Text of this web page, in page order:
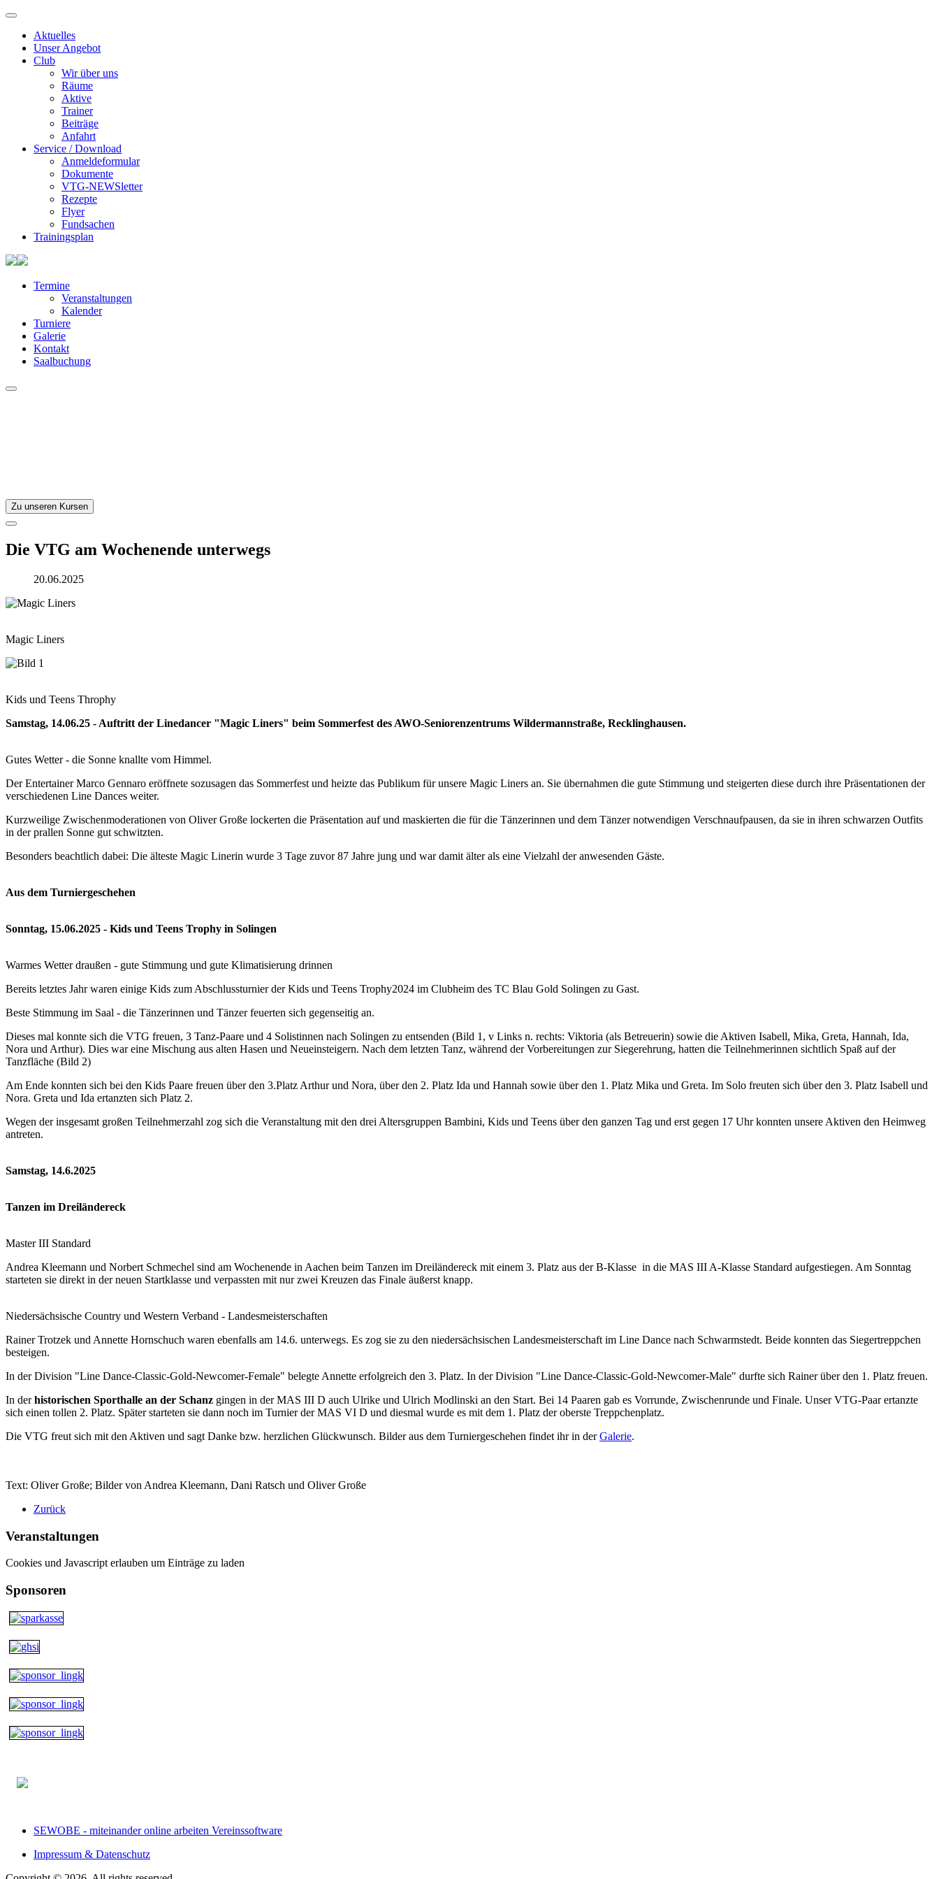
Aktuelles
Unser Angebot
Club
Wir über uns
Räume
Aktive
Trainer
Beiträge
Anfahrt
Service / Download
Anmeldeformular
Dokumente
VTG-NEWSletter
Rezepte
Flyer
Fundsachen
Trainingsplan
Termine
Veranstaltungen
Kalender
Turniere
Galerie
Kontakt
Saalbuchung
Zu unseren Kursen
Die VTG am Wochenende unterwegs
20.06.2025
Magic Liners
Kids und Teens Throphy
Samstag, 14.06.25 - Auftritt der Linedancer "Magic Liners" beim Sommerfest des AWO-Seniorenzentrums Wildermannstraße, Recklinghausen.
Gutes Wetter - die Sonne knallte vom Himmel.
Der Entertainer Marco Gennaro eröffnete sozusagen das Sommerfest und heizte das Publikum für unsere Magic Liners an. Sie übernahmen die gute Stimmung und steigerten diese durch ihre Präsentationen der
verschiedenen Line Dances weiter.
Kurzweilige Zwischenmoderationen von Oliver Große lockerten die Präsentation auf und maskierten die für die Tänzerinnen und dem Tänzer notwendigen Verschnaufpausen, da sie in ihren schwarzen Outfits
in der prallen Sonne gut schwitzten.
Besonders beachtlich dabei: Die älteste Magic Linerin wurde 3 Tage zuvor 87 Jahre jung und war damit älter als eine Vielzahl der anwesenden Gäste.
Aus dem Turniergeschehen
Sonntag, 15.06.2025 - Kids und Teens Trophy in Solingen
Warmes Wetter draußen - gute Stimmung und gute Klimatisierung drinnen
Bereits letztes Jahr waren einige Kids zum Abschlussturnier der Kids und Teens Trophy2024 im Clubheim des TC Blau Gold Solingen zu Gast.
Beste Stimmung im Saal - die Tänzerinnen und Tänzer feuerten sich gegenseitig an.
Dieses mal konnte sich die VTG freuen, 3 Tanz-Paare und 4 Solistinnen nach Solingen zu entsenden (Bild 1, v Links n. rechts: Viktoria (als Betreuerin) sowie die Aktiven Isabell, Mika, Greta, Hannah, Ida,
Nora und Arthur). Dies war eine Mischung aus alten Hasen und Neueinsteigern. Nach dem letzten Tanz, während der Vorbereitungen zur Siegerehrung, hatten die Teilnehmerinnen sichtlich Spaß auf der
Tanzfläche (Bild 2)
Am Ende konnten sich bei den Kids Paare freuen über den 3.Platz Arthur und Nora, über den 2. Platz Ida und Hannah sowie über den 1. Platz Mika und Greta. Im Solo freuten sich über den 3. Platz Isabell und
Nora. Greta und Ida ertanzten sich Platz 2.
Wegen der insgesamt großen Teilnehmerzahl zog sich die Veranstaltung mit den drei Altersgruppen Bambini, Kids und Teens über den ganzen Tag und erst gegen 17 Uhr konnten unsere Aktiven den Heimweg
antreten.
Samstag, 14.6.2025
Tanzen im Dreiländereck
Master III Standard
Andrea Kleemann und Norbert Schmechel sind am Wochenende in Aachen beim Tanzen im Dreiländereck mit einem 3. Platz aus der B-Klasse in die MAS III A-Klasse Standard aufgestiegen. Am Sonntag
starteten sie direkt in der neuen Startklasse und verpassten mit nur zwei Kreuzen das Finale äußerst knapp.
Niedersächsische Country und Western Verband - Landesmeisterschaften
Rainer Trotzek und Annette Hornschuch waren ebenfalls am 14.6. unterwegs. Es zog sie zu den niedersächsischen Landesmeisterschaft im Line Dance nach Schwarmstedt. Beide konnten das Siegertreppchen
besteigen.
In der Division "Line Dance-Classic-Gold-Newcomer-Female" belegte Annette erfolgreich den 3. Platz. In der Division "Line Dance-Classic-Gold-Newcomer-Male" durfte sich Rainer über den 1. Platz freuen.
In derhistorischen Sporthalle an der Schanz gingen in der MAS III D auch Ulrike und Ulrich Modlinski an den Start. Bei 14 Paaren gab es Vorrunde, Zwischenrunde und Finale. Unser VTG-Paar ertanzte
sich einen tollen 2. Platz. Später starteten sie dann noch im Turnier der MAS VI D und diesmal wurde es mit dem 1. Platz der oberste Treppchenplatz.
Die VTG freut sich mit den Aktiven und sagt Danke bzw. herzlichen Glückwunsch. Bilder aus dem Turniergeschehen findet ihr in derGalerie.
Text: Oliver Große; Bilder von Andrea Kleemann, Dani Ratsch und Oliver Große
Zurück
Veranstaltungen
Cookies und Javascript erlauben um Einträge zu laden
Sponsoren
SEWOBE - miteinander online arbeiten Vereinssoftware
Impressum & Datenschutz